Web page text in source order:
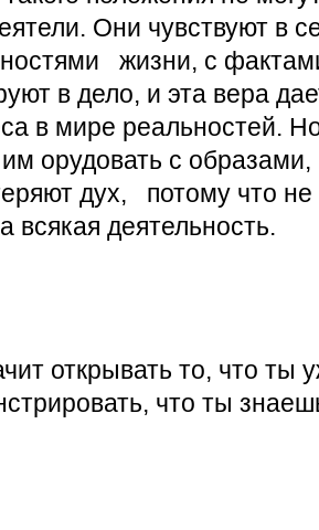
Они чувствуют в
жизни, с
в дело, и эта вера
в мире реальностей.
им орудовать с
дух, потому что не
всякая деятельность.
открывать то, что ты
что ты